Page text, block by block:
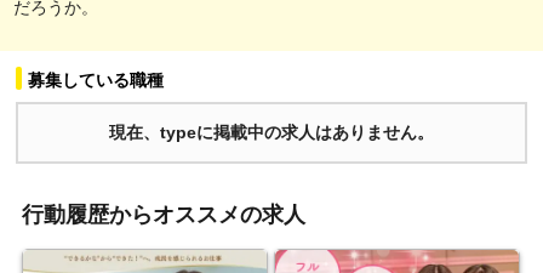
だろうか。
募集している職種
現在、typeに掲載中の求人はありません。
行動履歴からオススメの求人